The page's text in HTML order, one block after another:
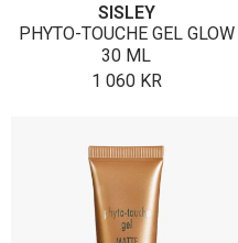
SISLEY
PHYTO-TOUCHE GEL GLOW
30 ML
1 060 KR